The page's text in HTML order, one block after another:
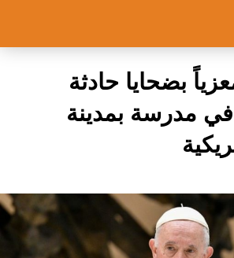
بضحايا حادثة
في مدرسة بمدينة